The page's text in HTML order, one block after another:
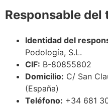
Responsable
Identidad del
Podología, S.L.
CIF: B-80855802
Domicilio: C/ San
(España)
Teléfono: +34 681